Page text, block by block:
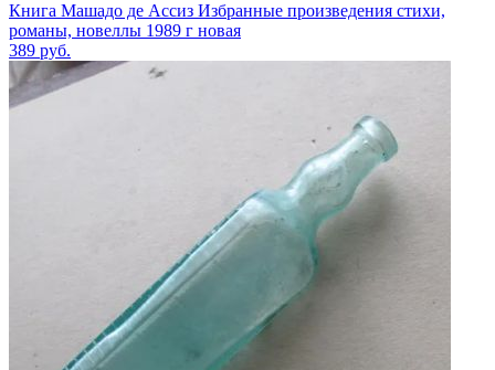
Книга Машадо де Ассиз Избранные произведения стихи,
романы, новеллы 1989 г новая
389 руб.